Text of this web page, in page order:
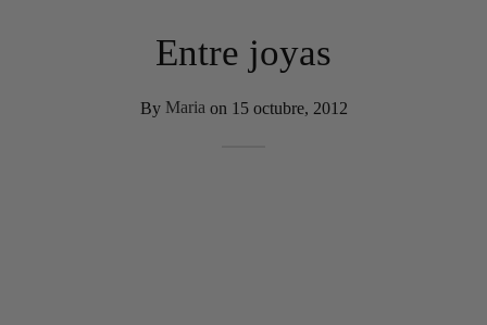
Entre joyas
By Mariaon 15 octubre, 2012